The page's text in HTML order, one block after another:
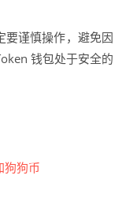
要谨慎操作，避免因
钱包处于安全的
狗币